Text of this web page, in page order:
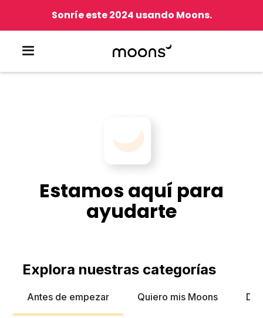
Sonríe este 2024 usando Moons.
Estamos aquí para
ayudarte
Explora nuestras categorías
Antes de empezar Quiero mis Moons